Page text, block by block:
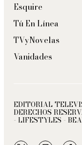
Esquire
Tú En Línea
TVyNovelas
Vanidades
EDITORIAL
DERECHOS
- LIFESTYLES -